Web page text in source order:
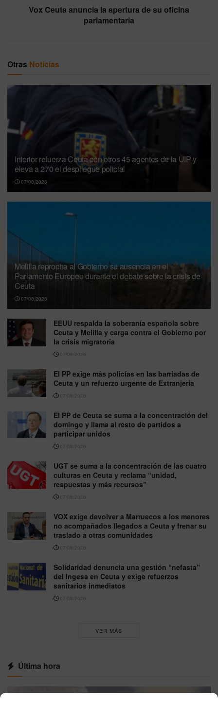
Vox Ceuta anuncia la apertura de su oficina
parlamentaria
Otras Noticias
Interior refuerza Ceuta con otros 45 agentes de la UIP y
eleva a 270 el despliegue policial
07/08/2026
Melilla reprocha al Gobierno su ausencia en el
Parlamento Europeo durante el debate sobre la crisis de
Ceuta
07/08/2026
EEUU respalda la soberanía española sobre
Ceuta y Melilla y carga contra el Gobierno por
la crisis migratoria
07/08/2026
El PP exige más policías en las barriadas de
Ceuta y un refuerzo urgente de Extranjería
07/08/2026
El PP de Ceuta se suma a la concentración del
domingo y llama al resto de partidos a
participar unidos
07/08/2026
UGT se suma a la concentración de las cuatro
culturas en Ceuta y reclama “unidad,
respuestas y más recursos”
07/08/2026
VOX exige devolver a Marruecos a los menores
no acompañados llegados a Ceuta y frenar su
traslado a otras comunidades
07/08/2026
Solidaridad denuncia una gestión “nefasta”
del Ingesa en Ceuta y exige refuerzos
sanitarios inmediatos
07/08/2026
VER MÁS
Última hora